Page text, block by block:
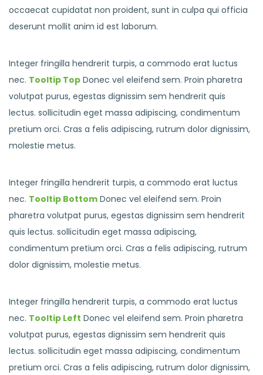
occaecat cupidatat non proident, sunt in culpa qui officia
deserunt mollit anim id est laborum.
Integer fringilla hendrerit turpis, a commodo erat luctus
nec. Tooltip Top Donec vel eleifend sem. Proin pharetra
volutpat purus, egestas dignissim sem hendrerit quis
lectus. sollicitudin eget massa adipiscing, condimentum
pretium orci. Cras a felis adipiscing, rutrum dolor dignissim,
molestie metus.
Integer fringilla hendrerit turpis, a commodo erat luctus
nec. Tooltip Bottom Donec vel eleifend sem. Proin
pharetra volutpat purus, egestas dignissim sem hendrerit
quis lectus. sollicitudin eget massa adipiscing,
condimentum pretium orci. Cras a felis adipiscing, rutrum
dolor dignissim, molestie metus.
Integer fringilla hendrerit turpis, a commodo erat luctus
nec. Tooltip Left Donec vel eleifend sem. Proin pharetra
volutpat purus, egestas dignissim sem hendrerit quis
lectus. sollicitudin eget massa adipiscing, condimentum
pretium orci. Cras a felis adipiscing, rutrum dolor dignissim,